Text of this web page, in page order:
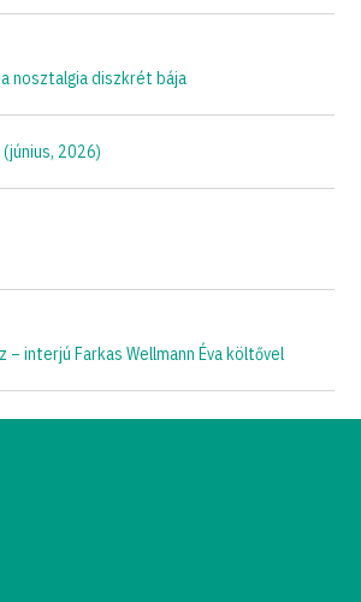
nosztalgia diszkrét bája
2026)
– interjú Farkas Wellmann Éva költővel